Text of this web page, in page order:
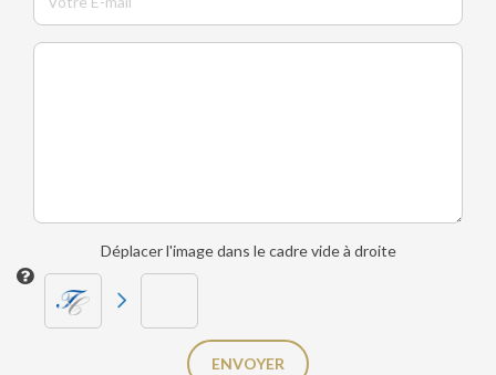
Déplacer l'image dans le cadre vide à droite
ENVOYER